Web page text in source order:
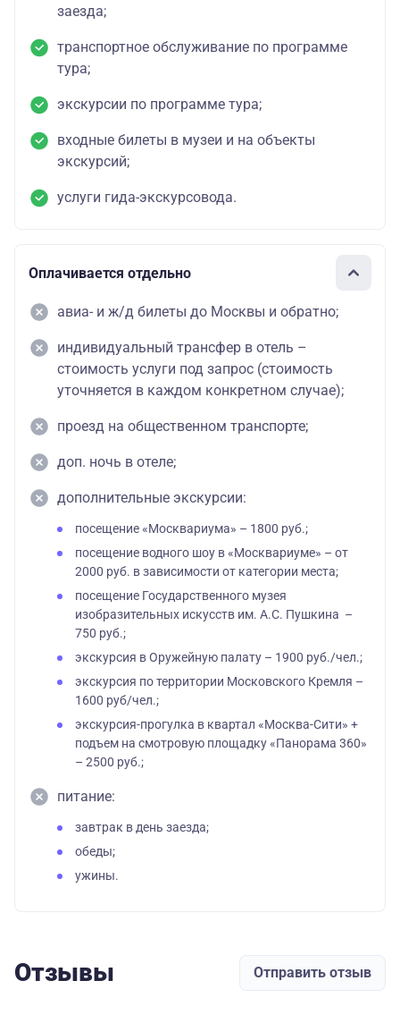
заезда;
транспортное обслуживание по программе
тура;
экскурсии по программе тура;
входные билеты в музеи и на объекты
экскурсий;
услуги гида-экскурсовода.
Оплачивается отдельно
авиа- и ж/д билеты до Москвы и обратно;
индивидуальный трансфер в отель –
стоимость услуги под запрос (стоимость
уточняется в каждом конкретном случае);
проезд на общественном транспорте;
доп. ночь в отеле;
дополнительные экскурсии:
посещение «Москвариума» – 1800 руб.;
посещение водного шоу в «Москвариуме» – от
2000 руб. в зависимости от категории места;
посещение Государственного музея
изобразительных искусств им. А.С. Пушкина –
750 руб.;
экскурсия в Оружейную палату – 1900 руб./чел.;
экскурсия по территории Московского Кремля –
1600 руб/чел.;
экскурсия-прогулка в квартал «Москва-Сити» +
подъем на смотровую площадку «Панорама 360»
– 2500 руб.;
питание:
завтрак в день заезда;
обеды;
ужины.
Отзывы Отправить отзыв